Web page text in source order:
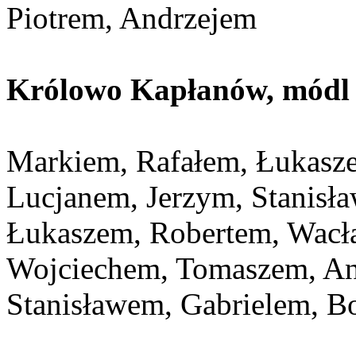
Piotrem, Andrzejem
Królowo Kapłanów,
Markiem, Rafałem,
Lucjanem, Jerzym,
Łukaszem, Robertem,
Wojciechem, Tomaszem,
Stanisławem, Gabrielem,